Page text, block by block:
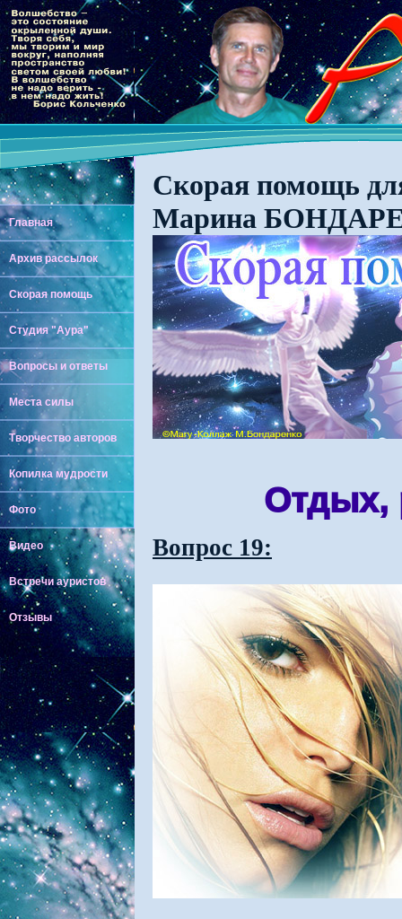
Главная
Архив рассылок
Скорая помощь
Студия "Аура"
Вопросы и ответы
Места силы
Творчество авторов
Копилка мудрости
Фото
Видео
Встречи ауристов
Отзывы
Скорая помощь
Марина
Отдых,
Вопрос 19: